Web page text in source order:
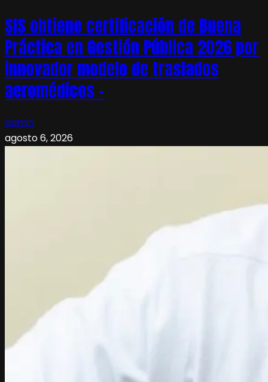
SIS obtiene certificación de Buena
Práctica en Gestión Pública 2026 por
innovador modelo de traslados
aeromédicos –
admin
agosto 6, 2026